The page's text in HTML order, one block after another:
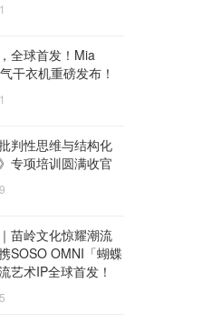
全球首发！Mia
干衣机重磅发布！
判性思维与结构化
专项培训圆满收官
苗岭文化惊耀潮流
SOSO OMNI「蝴蝶
艺术IP全球首发！